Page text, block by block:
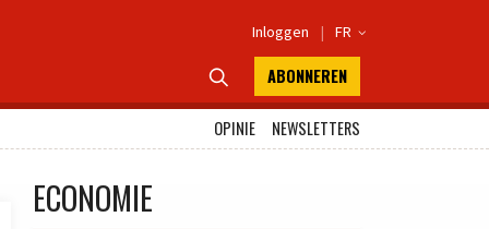
Inloggen | FR 
 ABONNEREN
OPINIE
NEWSLETTERS
ECONOMIE